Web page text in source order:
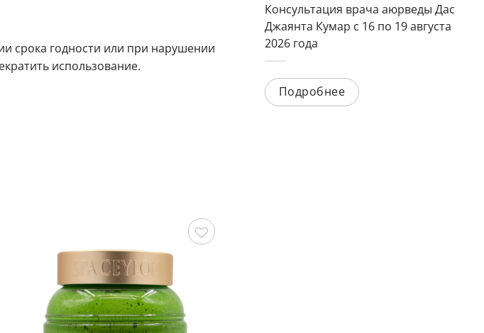
Консультация врача аюрведы Дас
Джаянта Кумар с 16 по 19 августа
2026 года
Подробнее
срока годности или при нарушении
использование.
Сохранить